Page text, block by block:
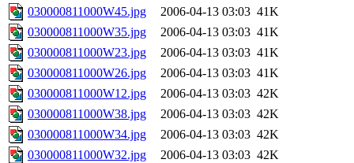
030000811000W45.jpg
2006-04-13 03:03 41K
030000811000W35.jpg
2006-04-13 03:03 41K
030000811000W23.jpg
2006-04-13 03:03 41K
030000811000W26.jpg
2006-04-13 03:03 41K
030000811000W12.jpg
2006-04-13 03:03 42K
030000811000W38.jpg
2006-04-13 03:03 42K
030000811000W34.jpg
2006-04-13 03:03 42K
030000811000W32.jpg
2006-04-13 03:03 42K